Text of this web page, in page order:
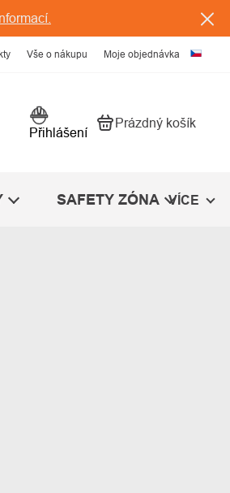
Vše o nákupu Moje objednávka
Přihlášení Nákupní košík
Prázdný košík
SAFETY ZÓNA VÍCE